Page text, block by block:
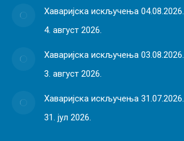
Хаваријска искључења 04.08.2026.
4. август 2026.
Хаваријска искључења 03.08.2026.
3. август 2026.
Хаваријска искључења 31.07.2026.
31. јул 2026.